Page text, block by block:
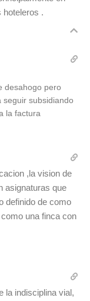
hoteleros .
desahogo pero
subsidiando
la factura
,la vision de
asignaturas que
definido de como
una finca con
la indisciplina vial,